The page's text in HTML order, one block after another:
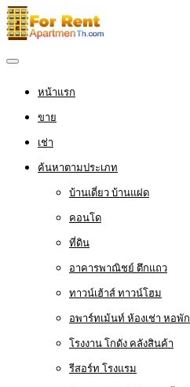
หน้าแรก
ขาย
เช่า
ค้นหาตามประเภท
บ้านเดี่ยว บ้านแฝด
คอนโด
ที่ดิน
อาคารพาณิชย์ ตึกแถว
ทาวน์เฮ้าส์ ทาวน์โฮม
อพาร์ทเม้นท์ ห้องเช่า หอพัก
โรงงาน โกดัง คลังสินค้า
รีสอร์ท โรงแรม